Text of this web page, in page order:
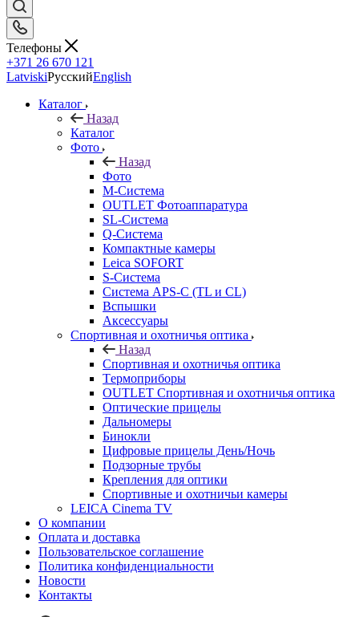
Телефоны
+371 26 670 121
LatviskiРусскийEnglish
Каталог
Назад
Каталог
Фото
Назад
Фото
M-Система
OUTLET Фотоаппаратура
SL-Система
Q-Cистема
Компактные камеры
Leica SOFORT
S-Система
Система APS-C (TL и CL)
Вспышки
Аксессуары
Спортивная и охотничья оптика
Назад
Спортивная и охотничья оптика
Tермоприборы
OUTLET Спортивная и охотничья оптика
Оптические прицелы
Дальномеры
Бинокли
Цифровые прицелы День/Ночь
Подзорные трубы
Крепления для оптики
Спортивные и охотничьи камеры
LEICA Cinema TV
О компании
Оплата и доставка
Пользовательское соглашение
Политика конфиденциальности
Новости
Контакты